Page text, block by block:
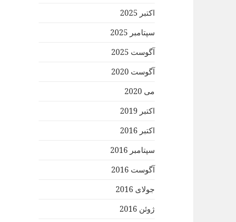
اکتبر 2025
سپتامبر 2025
آگوست 2025
آگوست 2020
می 2020
اکتبر 2019
اکتبر 2016
سپتامبر 2016
آگوست 2016
جولای 2016
ژوئن 2016